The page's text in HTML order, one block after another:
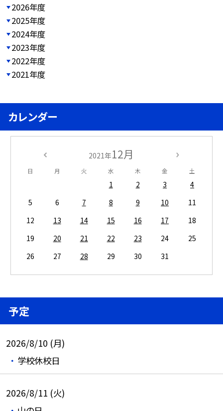
2026年度
2025年度
2024年度
2023年度
2022年度
2021年度
カレンダー
2021年12月
日 月 火 水 木 金 土
1 2 3
4
5
6 7 8 9 10
11
12
13 14 15 16 17
18
19
20 21 22 23 24
25
26
27 28 29 30 31
予定
2026/8/10 (月)
学校休校日
2026/8/11 (火)